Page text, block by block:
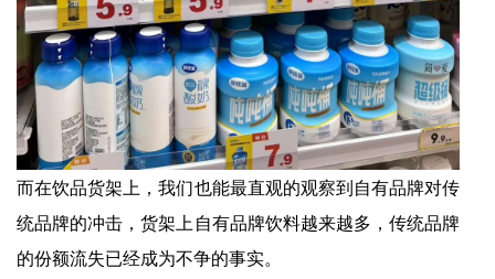
而在饮品货架上，我们也能最直观的观察到自有品牌对传
统品牌的冲击，货架上自有品牌饮料越来越多，传统品牌
的份额流失已经成为不争的事实。